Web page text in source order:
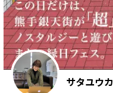
サタユウカ